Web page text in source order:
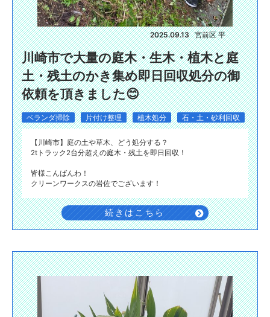
2025.09.13 宮前区 平
川崎市で大量の庭木・生木・植木と庭
土・残土のかき集め即日回収処分の御
依頼を頂きました😊
ベランダ掃除 片付け整理 植木処分 石・土・砂利回収
【川崎市】庭の土や草木、どう処分する？
2tトラック2台分超えの庭木・残土を即日回収！
皆様こんばんわ！
クリーンワークスの岩佐でございます！
続きはこちら